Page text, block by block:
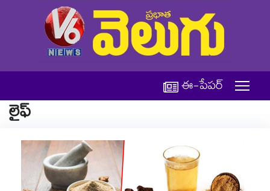
ఈ-పేపర్
లైఫ్